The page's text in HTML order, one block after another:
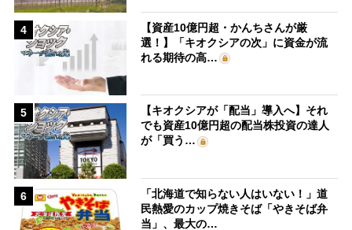
4
【資産10億円超・かんちさんが厳
選！】「キオクシアの次」に資金が流
れる期待の高…
5
【キオクシアが「配当」導入へ】それ
でも資産10億円超の配当株投資の達人
が「買う…
6
「北海道で知らない人はいない！」道
民熱愛のカップ焼きそば「やきそば弁
当」、最大の…